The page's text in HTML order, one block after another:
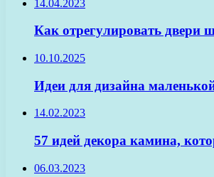
14.04.2023
Как отрегулировать двери
10.10.2025
Идеи для дизайна
14.02.2023
57 идей декора камина,
06.03.2023